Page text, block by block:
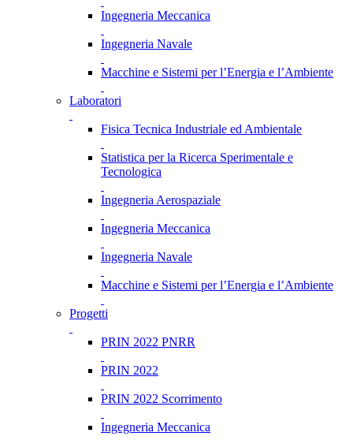
Ingegneria Meccanica
Ingegneria Navale
Macchine e Sistemi per l’Energia e l’Ambiente
Laboratori
Fisica Tecnica Industriale ed Ambientale
Statistica per la Ricerca Sperimentale e
Tecnologica
Ingegneria Aerospaziale
Ingegneria Meccanica
Ingegneria Navale
Macchine e Sistemi per l’Energia e l’Ambiente
Progetti
PRIN 2022 PNRR
PRIN 2022
PRIN 2022 Scorrimento
Ingegneria Meccanica